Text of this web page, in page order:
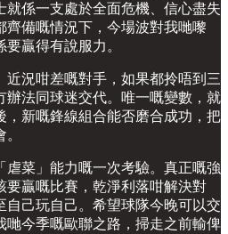
就係一支處於全面危機、信心盡失
齊備嘅情況下，今場波對我哋嚟
贏得有說服力。
近況咁差嘅對手，如果都拎唔到三
辦法同球迷交代。唯一嘅變數，就
，新嘅鋒線組合能否磨合成功，把
虐菜」能力嘅一次考驗。真正嘅強
要贏嘅比賽，乾淨利落咁解決對
自己玩自己。希望球隊今晚可以交
哋今季嘅歐聯之路，掃走之前輸俾